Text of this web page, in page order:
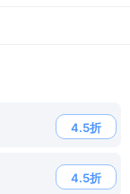
4.5折
4.5折